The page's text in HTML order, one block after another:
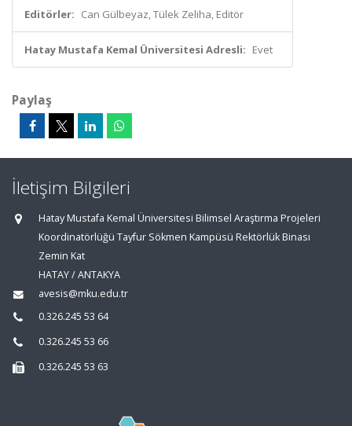
Editörler: Can Gülbeyaz, Tülek Zeliha, Editör
Hatay Mustafa Kemal Üniversitesi Adresli: Evet
Paylaş
İletişim Bilgileri
Hatay Mustafa Kemal Üniversitesi Bilimsel Araştırma Projeleri
Koordinatörlüğü Tayfur Sökmen Kampüsü Rektörlük Binası
Zemin Kat
HATAY / ANTAKYA
avesis@mku.edu.tr
0.326.245 53 64
0.326.245 53 66
0.326.245 53 63